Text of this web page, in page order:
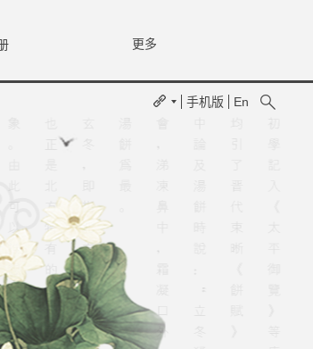
更多
手机版 En